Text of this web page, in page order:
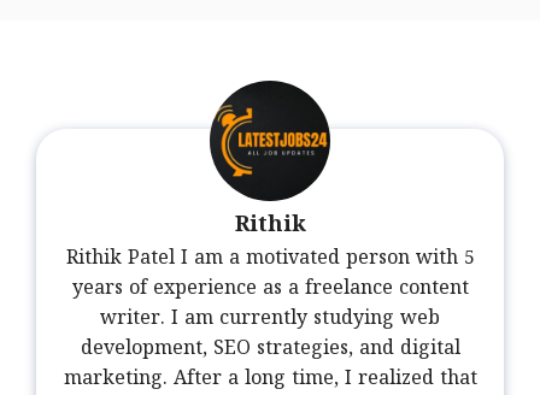
Rithik
Rithik Patel I am a motivated person with 5
years of experience as a freelance content
writer. I am currently studying web
development, SEO strategies, and digital
marketing. After a long time, I realized that